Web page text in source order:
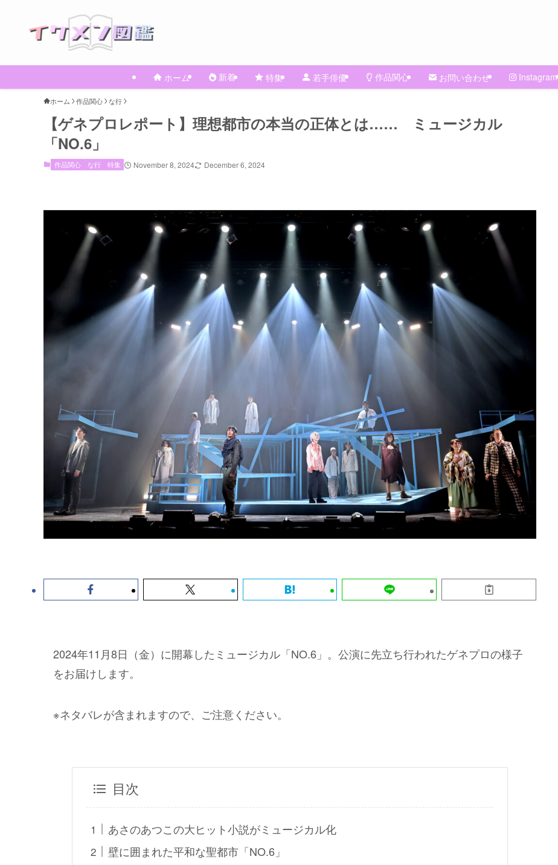
ホーム 新着 特集 若手俳優 作品関心 お問い合わせ Instagram
ホーム 作品関心 な行
【ゲネプロレポート】理想都市の本当の正体とは…… ミュージカル
「NO.6」
作品関心 な行 特集 November 8, 2024 December 6, 2024
2024年11月8日（金）に開幕したミュージカル「NO.6」。公演に先立ち行われたゲネプロの様子
をお届けします。
※ネタバレが含まれますので、ご注意ください。
目次
あさのあつこの大ヒット小説がミュージカル化
壁に囲まれた平和な聖都市「NO.6」